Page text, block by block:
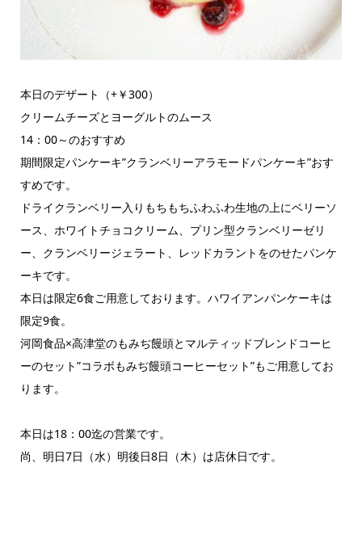
本日のデザート（+￥300）
クリームチーズとヨーグルトのムース
14：00～のおすすめ
期間限定パンケーキ”クランベリーアラモードパンケーキ”おす
すめです。
ドライクランベリー入りもちもちふわふわ生地の上にベリーソ
ース、ホワイトチョコクリーム、プリン型クランベリーゼリ
ー、クランベリージェラート、レッドカラントをのせたパンケ
ーキです。
本日は限定6食ご用意しております。ハワイアンパンケーキは
限定9食。
河岡食品×高津堂のもみぢ饅頭とマルティッドブレンドコーヒ
ーのセット”コラボもみぢ饅頭コーヒーセット”もご用意してお
ります。
本日は18：00迄の営業です。
尚、明日7日（水）明後日8日（木）は店休日です。